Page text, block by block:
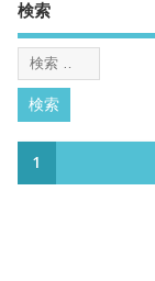
検索
1